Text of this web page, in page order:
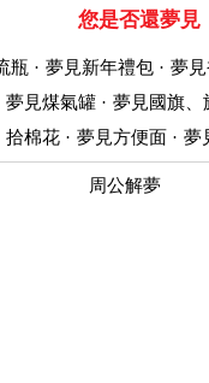
您是否還夢見
瓶 · 夢見新年禮包· 夢
夢見煤氣罐· 夢見國旗、
拾棉花· 夢見方便面 · 夢
周公解夢